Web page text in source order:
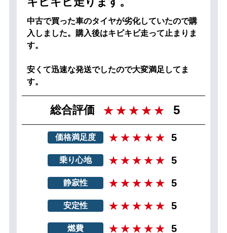
中古で買った車のタイヤが劣化していたので購
入しました。購入後はキビキビ走って止まりま
す。
安くて迅速な発送でしたので大変満足してま
す。
総合評価 5
価格満足度 5
乗り心地 5
静寂性 5
安定性 5
燃費 5